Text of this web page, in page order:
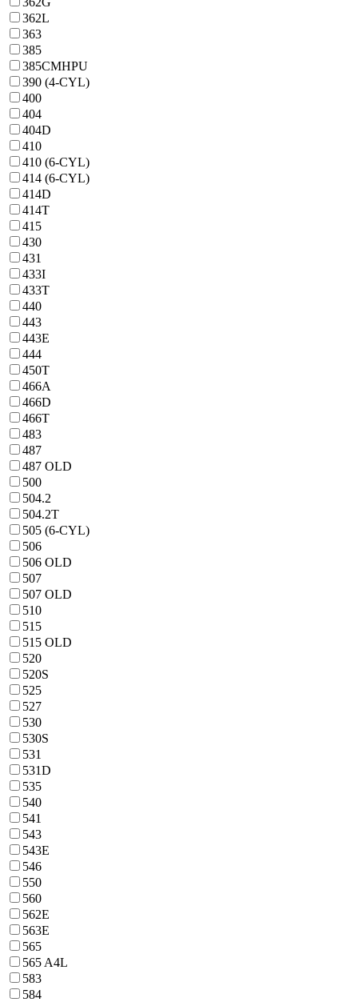
362L
363
385
385CMHPU
390 (4-CYL)
400
404
404D
410
410 (6-CYL)
414 (6-CYL)
414D
414T
415
430
431
433I
433T
440
443
443E
444
450T
466A
466D
466T
483
487
487 OLD
500
504.2
504.2T
505 (6-CYL)
506
506 OLD
507
507 OLD
510
515
515 OLD
520
520S
525
527
530
530S
531
531D
535
540
541
543
543E
546
550
560
562E
563E
565
565 A4L
583
584